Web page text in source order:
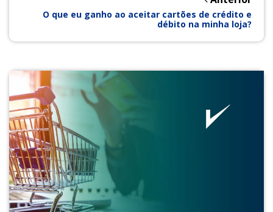
O que eu ganho ao aceitar cartões de crédito e
débito na minha loja?